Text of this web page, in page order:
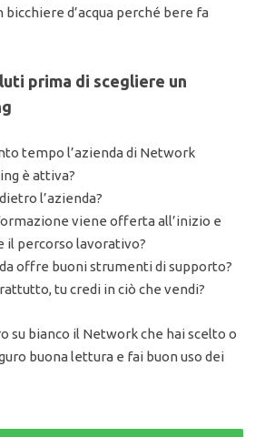
bicchiere d’acqua perché bere fa
prima di scegliere un
tempo l’azienda di Network
è attiva?
l’azienda?
viene offerta all’inizio e
il percorso lavorativo?
offre buoni strumenti di supporto?
tu credi in ciò che vendi?
su bianco il Network che hai scelto o
buona lettura e fai buon uso dei